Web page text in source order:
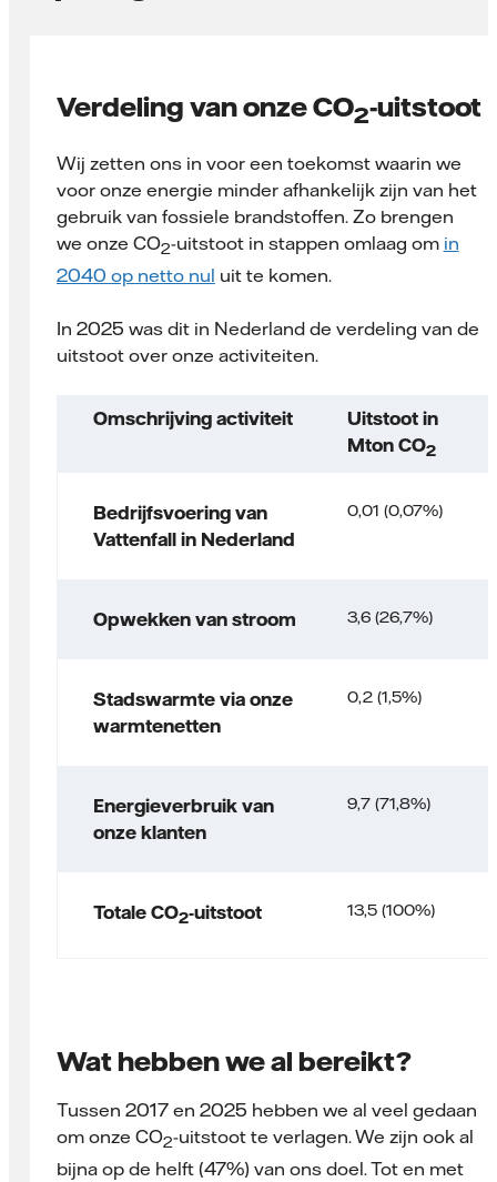
Verdeling van onze CO2-uitstoot
Wij zetten ons in voor een toekomst waarin we
voor onze energie minder afhankelijk zijn van het
gebruik van fossiele brandstoffen. Zo brengen
we onze CO2-uitstoot in stappen omlaag om in
2040 op netto nul uit te komen.
In 2025 was dit in Nederland de verdeling van de
uitstoot over onze activiteiten.
Omschrijving activiteit
Uitstoot in
Mton CO2
Bedrijfsvoering van
Vattenfall in Nederland
0,01 (0,07%)
Opwekken van stroom 3,6 (26,7%)
Stadswarmte via onze
warmtenetten
0,2 (1,5%)
Energieverbruik van
onze klanten
9,7 (71,8%)
Totale CO2-uitstoot 13,5 (100%)
Wat hebben we al bereikt?
Tussen 2017 en 2025 hebben we al veel gedaan
om onze CO2-uitstoot te verlagen. We zijn ook al
bijna op de helft (47%) van ons doel. Tot en met